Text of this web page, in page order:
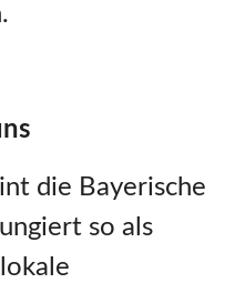
die Bayerische
so als